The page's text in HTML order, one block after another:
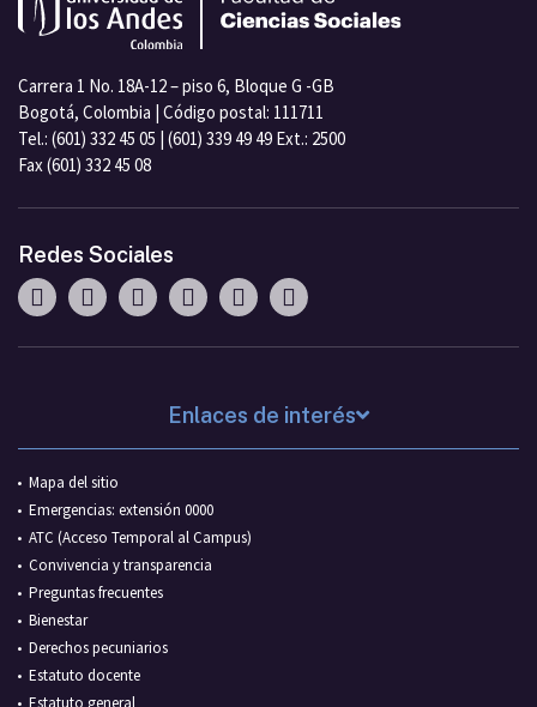
Carrera 1 No. 18A-12 – piso 6, Bloque G -GB
Bogotá, Colombia | Código postal: 111711
Tel.: (601) 332 45 05 | (601) 339 49 49 Ext.: 2500
Fax (601) 332 45 08
Redes Sociales
Enlaces de interés
Mapa del sitio
Emergencias: extensión 0000
ATC (Acceso Temporal al Campus)
Convivencia y transparencia
Preguntas frecuentes
Bienestar
Derechos pecuniarios
Estatuto docente